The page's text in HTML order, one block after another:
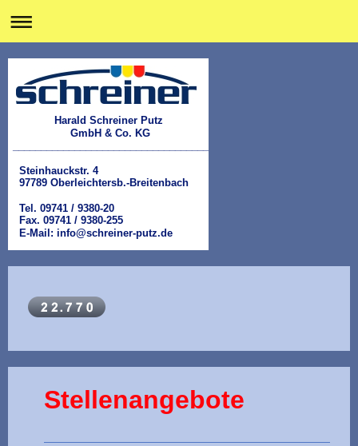
Harald Schreiner Putz
GmbH & Co. KG
Steinhauckstr. 4
97789 Oberleichtersb.-Breitenbach
Tel. 09741 / 9380-20
Fax. 09741 / 9380-255
E-Mail: info@schreiner-putz.de
Stellenangebote